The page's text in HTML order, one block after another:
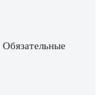
Обязательные